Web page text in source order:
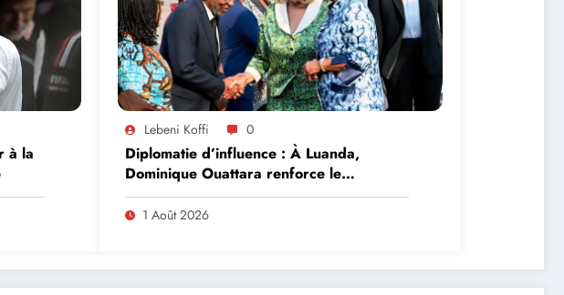
à la
Lebeni Koffi 0
Diplomatie d’influence : À Luanda,
Dominique Ouattara renforce le
leadership solidaire de la Côte d’Ivoire
en Afrique
1 Août 2026